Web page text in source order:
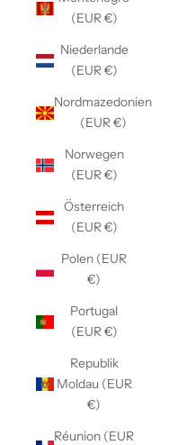
(EUR €)
Niederlande
(EUR €)
Nordmazedonien
(EUR €)
Norwegen
(EUR €)
Österreich
(EUR €)
Polen (EUR
€)
Portugal
(EUR €)
Republik
Moldau (EUR
€)
Réunion (EUR